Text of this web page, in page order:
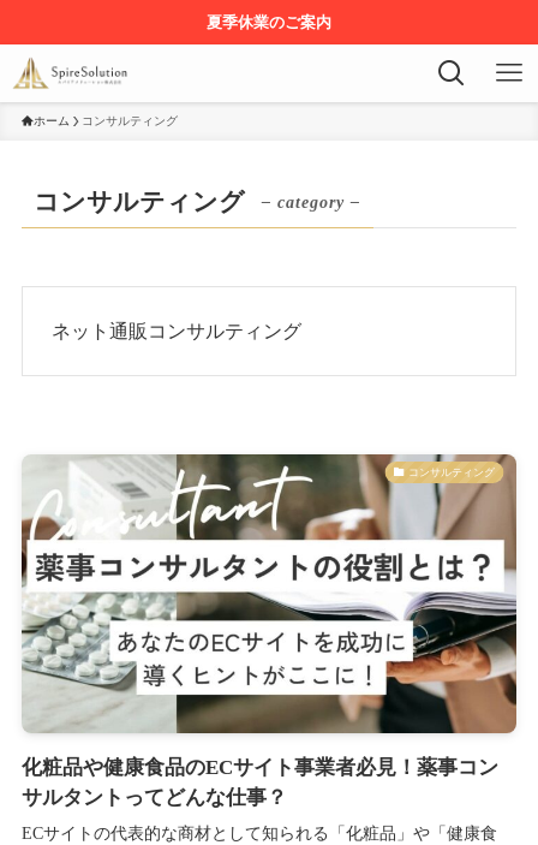
夏季休業のご案内
ホーム コンサルティング
コンサルティング – category –
ネット通販コンサルティング
コンサルティング
化粧品や健康食品のECサイト事業者必見！薬事コン
サルタントってどんな仕事？
ECサイトの代表的な商材として知られる「化粧品」や「健康食